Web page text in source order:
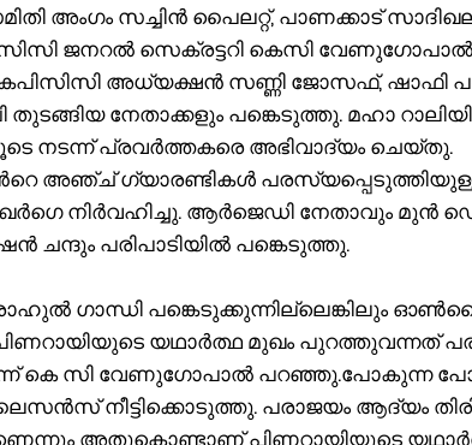
അംഗം സച്ചിൻ പൈലറ്റ്, പാണക്കാട്
ജനറൽ സെക്രട്ടറി കെസി
അധ്യക്ഷൻ സണ്ണി ജോസഫ്, ഷാഫി
നേതാക്കളും പങ്കെടുത്തു. മഹാ
നടന്ന് പ്രവര്‍ത്തകരെ അഭിവാദ്യം ചെയ്തു.
അഞ്ച് ഗ്യാരണ്ടികള്‍
നിര്‍വഹിച്ചു. ആര്‍ജെഡി നേതാവും മുൻ
ചന്ദും പരിപാടിയിൽ പങ്കെടുത്തു.
രാഹുൽ ഗാന്ധി പങ്കെടുക്കുന്നില്ലെങ്കിലും
യഥാർത്ഥ മുഖം പുറത്തുവന്നത്
കെ സി വേണുഗോപാൽ പറഞ്ഞു.പോകുന്ന
നീട്ടിക്കൊടുത്തു. പരാജയം ആദ്യം
അതുകൊണ്ടാണ് പിണറായിയുടെ